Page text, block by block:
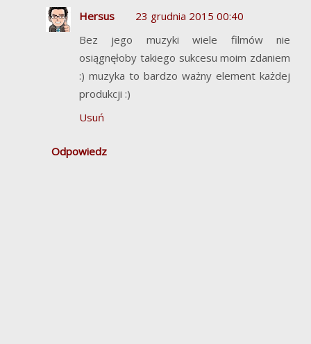
Hersus
23 grudnia 2015 00:40
Bez jego muzyki wiele filmów nie
osiągnęłoby takiego sukcesu moim zdaniem
:) muzyka to bardzo ważny element każdej
produkcji :)
Usuń
Odpowiedz